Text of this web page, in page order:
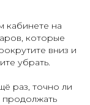
кабинете на
которые
вниз и
убрать.
раз, точно ли
продолжать